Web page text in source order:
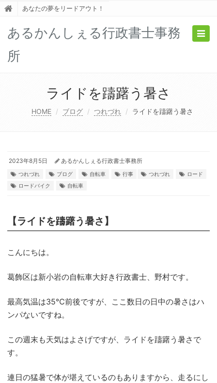
あなたの夢をリードアウト！
あるかんしぇる行政書士事務
所
ライドを躊躇う暑さ
HOME ブログ つれづれ ライドを躊躇う暑さ
2023年8月5日 あるかんしぇる行政書士事務所
つれづれ ブログ 自転車 行事 つれづれ
ロード
ロードバイク
自転車
【ライドを躊躇う暑さ】
こんにちは。
葛飾区は新小岩の自転車大好き行政書士、野村です。
最高気温は35℃前後ですが、ここ数日の日中の暑さはハ
ンパないですね。
この週末も天気はよさげですが、ライドを躊躇う暑さで
す。
連日の猛暑で体が堪えているのもありますから、走るにし